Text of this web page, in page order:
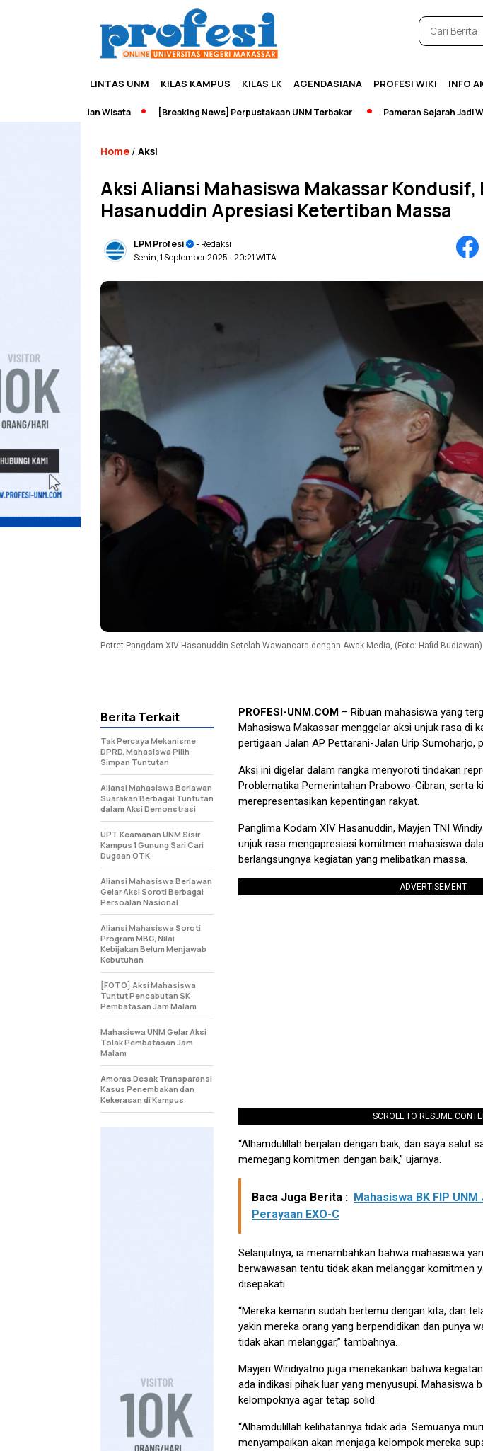
LINTAS UNM KILAS KAMPUS KILAS LK AGENDASIANA PROFESI WIKI INFO
dan Wisata [Breaking News] Perpustakaan UNM Terbakar Pameran Sejarah Jadi Wadah
Home / Aksi
Aksi Aliansi Mahasiswa Makassar Kondusif,
Hasanuddin Apresiasi Ketertiban Massa
LPM Profesi
- Redaksi
Senin, 1 September 2025- 20:21 WITA
Potret Pangdam XIV Hasanuddin Setelah Wawancara dengan Awak Media, (Foto: Hafid Budiawan)
PROFESI-UNM.COM – Ribuan mahasiswa yang
Mahasiswa Makassar menggelar aksi unjuk rasa di
pertigaan Jalan AP Pettarani-Jalan Urip Sumoharjo,
Aksi ini digelar dalam rangka menyoroti tindakan
Problematika Pemerintahan Prabowo-Gibran, serta
merepresentasikan kepentingan rakyat.
Panglima Kodam XIV Hasanuddin, Mayjen TNI
unjuk rasa mengapresiasi komitmen mahasiswa
berlangsungnya kegiatan yang melibatkan massa.
ADVERTISEMENT
SCROLL TO RESUME
“Alhamdulillah berjalan dengan baik, dan saya salut
memegang komitmen dengan baik,” ujarnya.
Baca Juga Berita : Mahasiswa BK FIP
Perayaan EXO-C
Selanjutnya, ia menambahkan bahwa mahasiswa
berwawasan tentu tidak akan melanggar komitmen
disepakati.
“Mereka kemarin sudah bertemu dengan kita, dan
yakin mereka orang yang berpendidikan dan punya
tidak akan melanggar,” tambahnya.
Mayjen Windiyatno juga menekankan bahwa
ada indikasi pihak luar yang menyusupi. Mahasiswa
kelompoknya agar tetap solid.
“Alhamdulillah kelihatannya tidak ada. Semuanya
menyampaikan akan menjaga kelompok mereka
Berita Terkait
Tak Percaya Mekanisme
DPRD, Mahasiswa Pilih
Simpan Tuntutan
Aliansi Mahasiswa Berlawan
Suarakan Berbagai Tuntutan
dalam Aksi Demonstrasi
UPT Keamanan UNM Sisir
Kampus 1 Gunung Sari Cari
Dugaan OTK
Aliansi Mahasiswa Berlawan
Gelar Aksi Soroti Berbagai
Persoalan Nasional
Aliansi Mahasiswa Soroti
Program MBG, Nilai
Kebijakan Belum Menjawab
Kebutuhan
[FOTO] Aksi Mahasiswa
Tuntut Pencabutan SK
Pembatasan Jam Malam
Mahasiswa UNM Gelar Aksi
Tolak Pembatasan Jam
Malam
Amoras Desak Transparansi
Kasus Penembakan dan
Kekerasan di Kampus